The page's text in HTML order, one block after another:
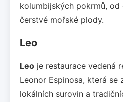
kolumbijských pokrmů, od
čerstvé mořské plody.
Leo
Leo je restaurace vedená
Leonor Espinosa, která se
lokálních surovin a